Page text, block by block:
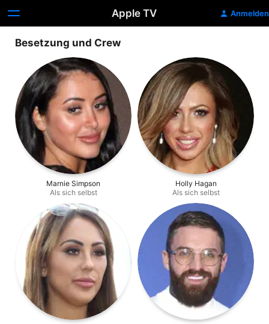
Apple TV Anmelden
Besetzung und Crew
Marnie Simpson
Als sich selbst
Holly Hagan
Als sich selbst